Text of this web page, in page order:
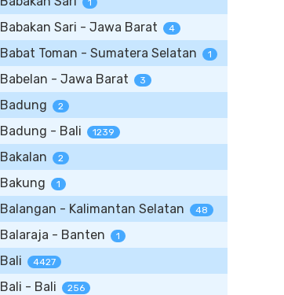
1
Babakan Sari - Jawa Barat 4
Babat Toman - Sumatera Selatan 1
Babelan - Jawa Barat 3
Badung 2
Badung - Bali 1239
Bakalan 2
Bakung 1
Balangan - Kalimantan Selatan 48
Balaraja - Banten 1
Bali 4427
Bali - Bali 256